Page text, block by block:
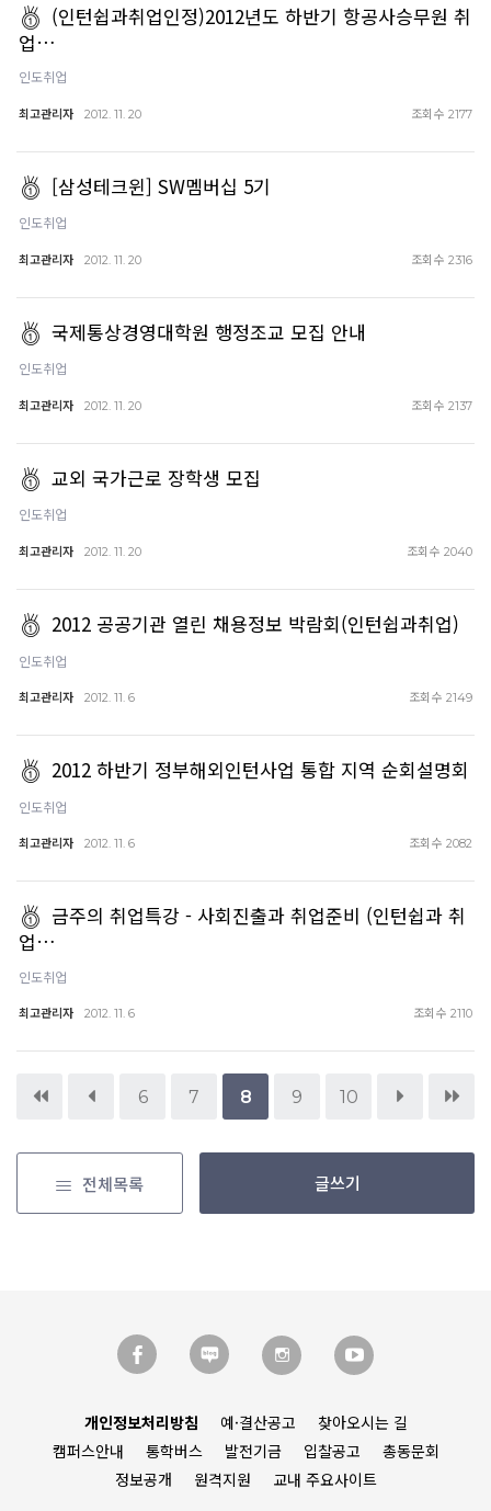
(인턴쉽과취업인정)2012년도 하반기 항공사승무원 취
업…
인도취업
최고관리자 2012. 11. 20 조회수 2177
[삼성테크윈] SW멤버십 5기
인도취업
최고관리자 2012. 11. 20 조회수 2316
국제통상경영대학원 행정조교 모집 안내
인도취업
최고관리자 2012. 11. 20 조회수 2137
교외 국가근로 장학생 모집
인도취업
최고관리자 2012. 11. 20 조회수 2040
2012 공공기관 열린 채용정보 박람회(인턴쉽과취업)
인도취업
최고관리자 2012. 11. 6 조회수 2149
2012 하반기 정부해외인턴사업 통합 지역 순회설명회
인도취업
최고관리자 2012. 11. 6 조회수 2082
금주의 취업특강 - 사회진출과 취업준비 (인턴쉽과 취
업…
인도취업
최고관리자 2012. 11. 6 조회수 2110
6 7 8 9 10
전체목록 글쓰기
개인정보처리방침 예·결산공고
찾아오시는 길
캠퍼스안내
통학버스 발전기금 입찰공고
총동문회
정보공개
원격지원 교내 주요사이트